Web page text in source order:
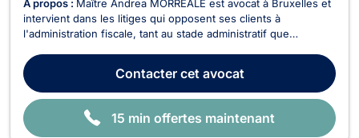
À propos : Maître Andrea MORREALE est avocat à Bruxelles et
intervient dans les litiges qui opposent ses clients à
l'administration fiscale, tant au stade administratif que
les domaines de la fiscalité directe et indirecte ainsi que pour
les questions de fiscalité européenne ...
Contactercet avocat
15 min offertes maintenant